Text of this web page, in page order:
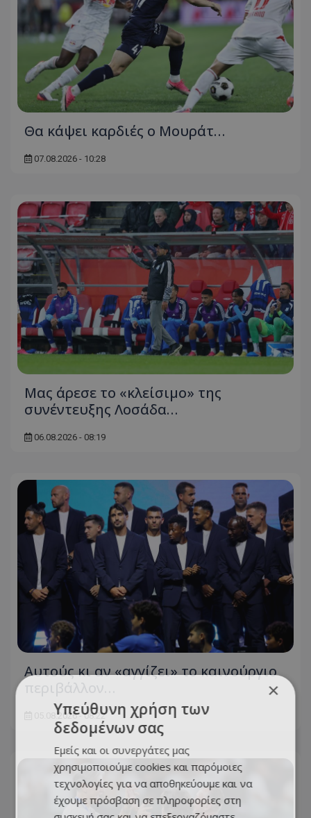
Θα κάψει καρδιές ο Μουράτ…
07.08.2026 - 10:28
Μας άρεσε το «κλείσιμο» της
συνέντευξης Λοσάδα…
06.08.2026 - 08:19
Αυτούς κι αν «αγγίζει» το καινούργιο
05.08.2026 - 08:22
×
Υπεύθυνη χρήση των
δεδομένων σας
Εμείς και οι συνεργάτες μας
χρησιμοποιούμε cookies και παρόμοιες
τεχνολογίες για να αποθηκεύουμε και να
έχουμε πρόσβαση σε πληροφορίες στη